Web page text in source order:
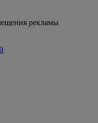
рекламы